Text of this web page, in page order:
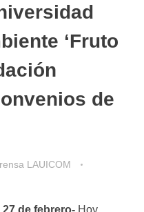
‘Fruto
de
LAUICOM
27 de febrero- Hoy,